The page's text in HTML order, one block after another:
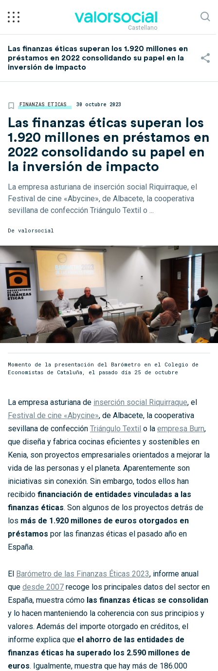
Castellano
Las finanzas éticas superan los 1.920 millones en
préstamos en 2022 consolidando su papel en la
inversión de impacto
FINANZAS ETICAS 30 octubre 2023
Las finanzas éticas superan los
1.920 millones en préstamos en
2022 consolidando su papel en
la inversión de impacto
La empresa asturiana de inserción social Riquirraque, el
Festival de cine «Abycine», de Albacete, la cooperativa
sevillana de confección Triángulo Textil o ...
De valorsocial
Momento de la presentación del Barómetro en el Colegio de
Economistas de Cataluña, el pasado día 25 de octubre
La empresa asturiana de inserción social Riquirraque, el
Festival de cine «Abycine», de Albacete, la cooperativa
sevillana de confección Triángulo Textil o la empresa Burn,
que diseña y fabrica cocinas eficientes y sostenibles en
Kenia, son proyectos empresariales orientados a mejorar la
vida de las personas y el planeta. Aparentemente son
iniciativas sin conexión. Sin embargo, todos ellos han
recibido financiación de entidades vinculadas a las
finanzas éticas. Son algunos de los proyectos detrás de
los más de 1.920 millones de euros otorgados en
préstamos por las finanzas éticas el pasado año en
España.
El Barómetro de las Finanzas Éticas 2023, informe anual
que desde 2007 recoge los principales datos del sector en
España, muestra cómo las finanzas éticas se consolidan
y lo hacen manteniendo la coherencia con sus principios y
valores. Además del importe otorgado en créditos, el
informe explica que el ahorro de las entidades de
finanzas éticas ha superado los 2.590 millones de
euros. Igualmente, muestra que hay más de 186.000